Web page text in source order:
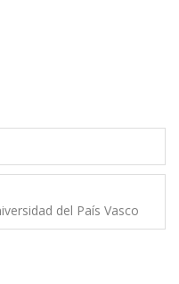
del País Vasco